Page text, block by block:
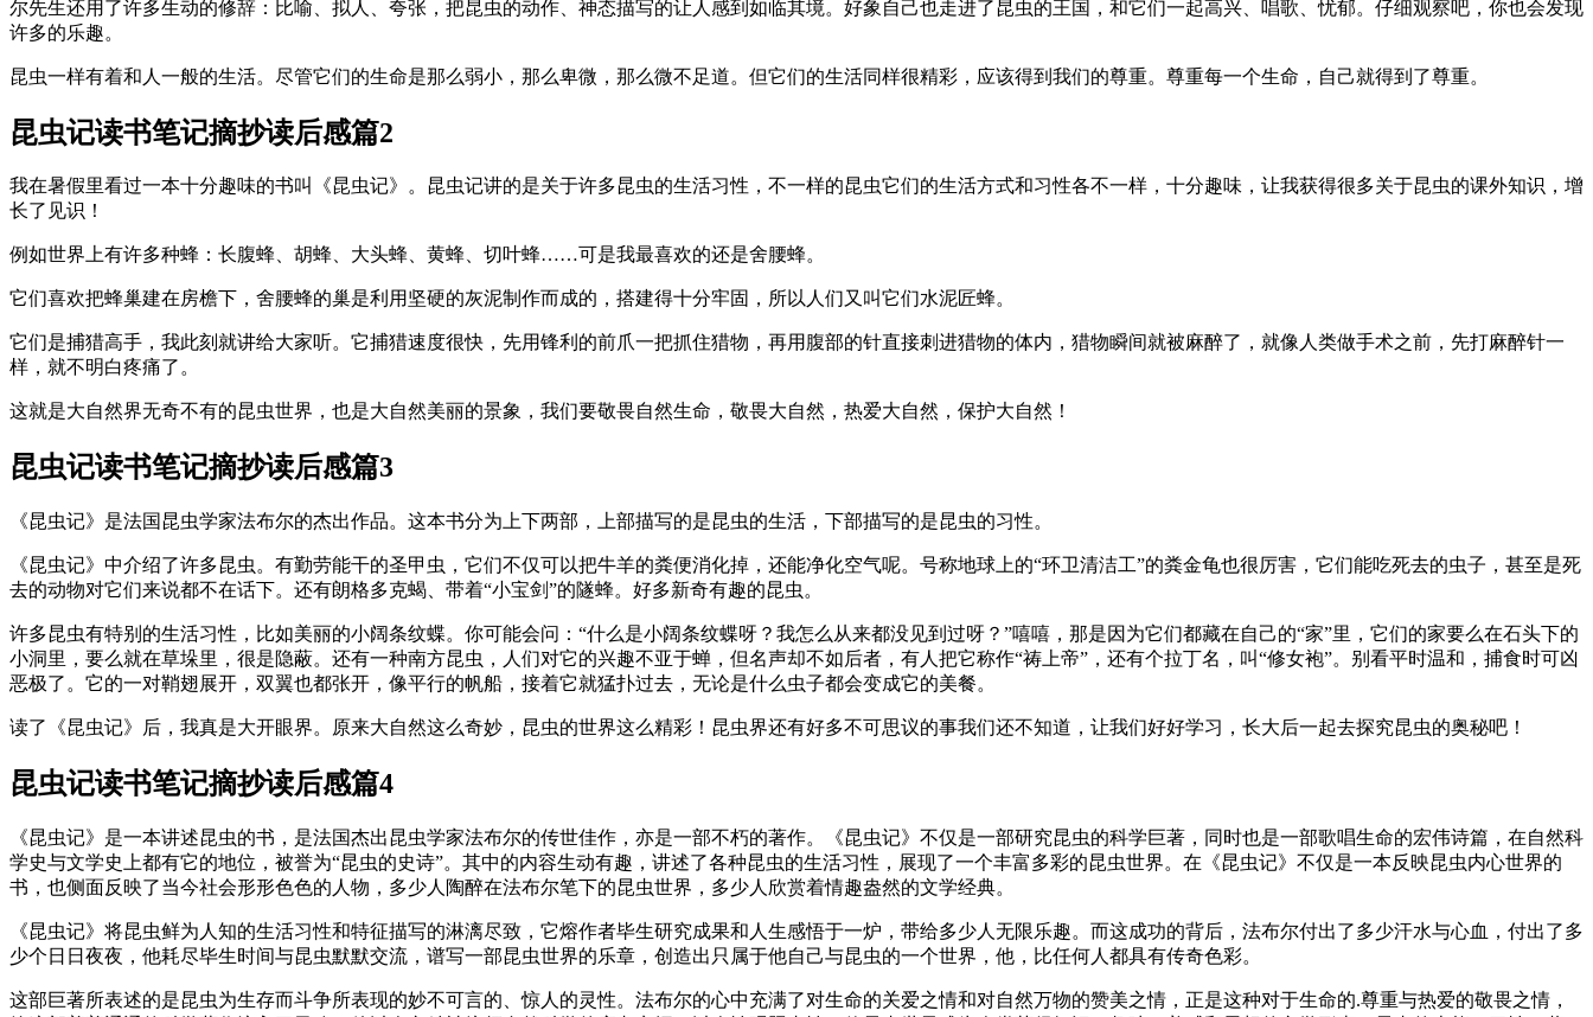
尔先生还用了许多生动的修辞：比喻、拟人、夸张，把昆虫的动作、神态描写的让人感到如临其境。好象自己也走进了昆虫的王国，和它们一起高兴、唱歌、忧郁。仔细观察吧，你也会发现
许多的乐趣。
昆虫一样有着和人一般的生活。尽管它们的生命是那么弱小，那么卑微，那么微不足道。但它们的生活同样很精彩，应该得到我们的尊重。尊重每一个生命，自己就得到了尊重。
昆虫记读书笔记摘抄读后感篇2
我在暑假里看过一本十分趣味的书叫《昆虫记》。昆虫记讲的是关于许多昆虫的生活习性，不一样的昆虫它们的生活方式和习性各不一样，十分趣味，让我获得很多关于昆虫的课外知识，增
长了见识！
例如世界上有许多种蜂：长腹蜂、胡蜂、大头蜂、黄蜂、切叶蜂……可是我最喜欢的还是舍腰蜂。
它们喜欢把蜂巢建在房檐下，舍腰蜂的巢是利用坚硬的灰泥制作而成的，搭建得十分牢固，所以人们又叫它们水泥匠蜂。
它们是捕猎高手，我此刻就讲给大家听。它捕猎速度很快，先用锋利的前爪一把抓住猎物，再用腹部的针直接刺进猎物的体内，猎物瞬间就被麻醉了，就像人类做手术之前，先打麻醉针一
样，就不明白疼痛了。
这就是大自然界无奇不有的昆虫世界，也是大自然美丽的景象，我们要敬畏自然生命，敬畏大自然，热爱大自然，保护大自然！
昆虫记读书笔记摘抄读后感篇3
《昆虫记》是法国昆虫学家法布尔的杰出作品。这本书分为上下两部，上部描写的是昆虫的生活，下部描写的是昆虫的习性。
《昆虫记》中介绍了许多昆虫。有勤劳能干的圣甲虫，它们不仅可以把牛羊的粪便消化掉，还能净化空气呢。号称地球上的“环卫清洁工”的粪金龟也很厉害，它们能吃死去的虫子，甚至是死
去的动物对它们来说都不在话下。还有朗格多克蝎、带着“小宝剑”的隧蜂。好多新奇有趣的昆虫。
许多昆虫有特别的生活习性，比如美丽的小阔条纹蝶。你可能会问：“什么是小阔条纹蝶呀？我怎么从来都没见到过呀？”嘻嘻，那是因为它们都藏在自己的“家”里，它们的家要么在石头下的
小洞里，要么就在草垛里，很是隐蔽。还有一种南方昆虫，人们对它的兴趣不亚于蝉，但名声却不如后者，有人把它称作“祷上帝”，还有个拉丁名，叫“修女袍”。别看平时温和，捕食时可凶
恶极了。它的一对鞘翅展开，双翼也都张开，像平行的帆船，接着它就猛扑过去，无论是什么虫子都会变成它的美餐。
读了《昆虫记》后，我真是大开眼界。原来大自然这么奇妙，昆虫的世界这么精彩！昆虫界还有好多不可思议的事我们还不知道，让我们好好学习，长大后一起去探究昆虫的奥秘吧！
昆虫记读书笔记摘抄读后感篇4
《昆虫记》是一本讲述昆虫的书，是法国杰出昆虫学家法布尔的传世佳作，亦是一部不朽的著作。《昆虫记》不仅是一部研究昆虫的科学巨著，同时也是一部歌唱生命的宏伟诗篇，在自然科
学史与文学史上都有它的地位，被誉为“昆虫的史诗”。其中的内容生动有趣，讲述了各种昆虫的生活习性，展现了一个丰富多彩的昆虫世界。在《昆虫记》不仅是一本反映昆虫内心世界的
书，也侧面反映了当今社会形形色色的人物，多少人陶醉在法布尔笔下的昆虫世界，多少人欣赏着情趣盎然的文学经典。
《昆虫记》将昆虫鲜为人知的生活习性和特征描写的淋漓尽致，它熔作者毕生研究成果和人生感悟于一炉，带给多少人无限乐趣。而这成功的背后，法布尔付出了多少汗水与心血，付出了多
少个日日夜夜，他耗尽毕生时间与昆虫默默交流，谱写一部昆虫世界的乐章，创造出只属于他自己与昆虫的一个世界，他，比任何人都具有传奇色彩。
这部巨著所表述的是昆虫为生存而斗争所表现的妙不可言的、惊人的灵性。法布尔的心中充满了对生命的关爱之情和对自然万物的赞美之情，正是这种对于生命的.尊重与热爱的敬畏之情，